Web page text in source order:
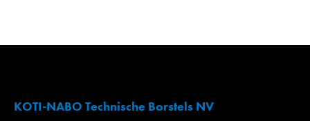
KOTI-NABO Technische Borstels NV